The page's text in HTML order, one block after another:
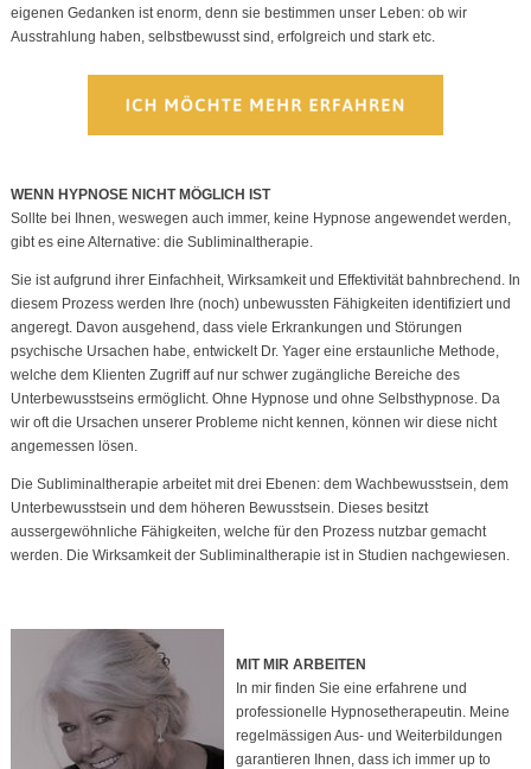
eigenen Gedanken ist enorm, denn sie bestimmen unser Leben: ob wir
Ausstrahlung haben, selbstbewusst sind, erfolgreich und stark etc.
WENN HYPNOSE NICHT MÖGLICH IST
Sollte bei Ihnen, weswegen auch immer, keine Hypnose angewendet werden,
gibt es eine Alternative: die Subliminaltherapie.
Sie ist aufgrund ihrer Einfachheit, Wirksamkeit und Effektivität bahnbrechend. In
diesem Prozess werden Ihre (noch) unbewussten Fähigkeiten identifiziert und
angeregt. Davon ausgehend, dass viele Erkrankungen und Störungen
psychische Ursachen habe, entwickelt Dr. Yager eine erstaunliche Methode,
welche dem Klienten Zugriff auf nur schwer zugängliche Bereiche des
Unterbewusstseins ermöglicht. Ohne Hypnose und ohne Selbsthypnose. Da
wir oft die Ursachen unserer Probleme nicht kennen, können wir diese nicht
angemessen lösen.
Die Subliminaltherapie arbeitet mit drei Ebenen: dem Wachbewusstsein, dem
Unterbewusstsein und dem höheren Bewusstsein. Dieses besitzt
aussergewöhnliche Fähigkeiten, welche für den Prozess nutzbar gemacht
werden. Die Wirksamkeit der Subliminaltherapie ist in Studien nachgewiesen.
MIT MIR ARBEITEN
In mir finden Sie eine erfahrene und
professionelle Hypnosetherapeutin. Meine
regelmässigen Aus- und Weiterbildungen
garantieren Ihnen, dass ich immer up to